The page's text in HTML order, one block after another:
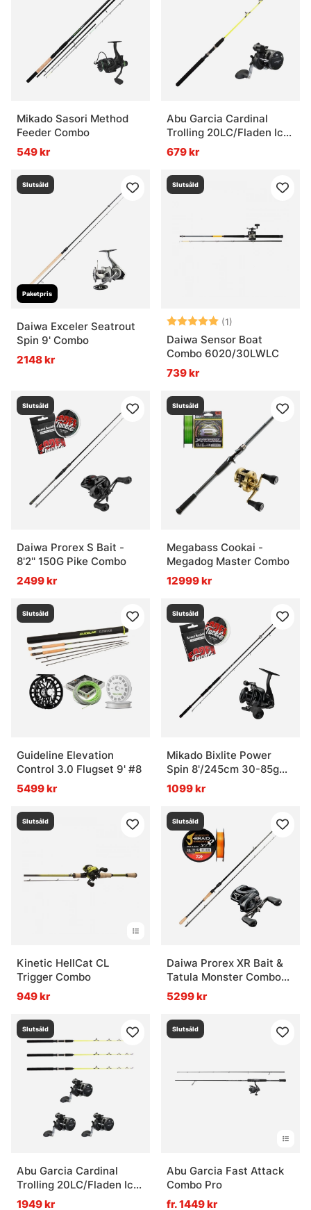
Mikado Sasori Method
Feeder Combo
549 kr
Abu Garcia Cardinal
Trolling 20LC/Fladen Ice
Pike 115cm Combo Höger
679 kr
Paketpris
Slutsåld
Daiwa Exceler Seatrout
Spin 9' Combo
2148 kr
Slutsåld
Betyg: (1)
Daiwa Sensor Boat
Combo 6020/30LWLC
739 kr
Slutsåld
Daiwa Prorex S Bait -
8'2'' 150G Pike Combo
2499 kr
Slutsåld
Megabass Cookai -
Megadog Master Combo
12999 kr
Slutsåld
Guideline Elevation
Control 3.0 Flugset 9' #8
5499 kr
Slutsåld
Mikado Bixlite Power
Spin 8'/245cm 30-85g
Combo
1099 kr
Slutsåld
Kinetic HellCat CL
Trigger Combo
949 kr
Slutsåld
Daiwa Prorex XR Bait &
Tatula Monster Combo
8'6'' 220g
5299 kr
Slutsåld
Abu Garcia Cardinal
Trolling 20LC/Fladen Ice
Pike 115cm Combo Höger
1949 kr
Slutsåld
Abu Garcia Fast Attack
Combo Pro
fr. 1449 kr